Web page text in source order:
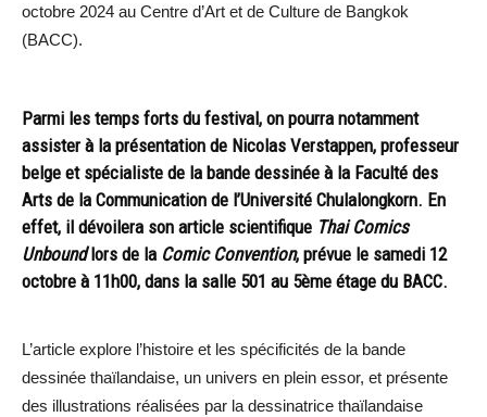
octobre 2024 au Centre d’Art et de Culture de Bangkok
(BACC).
Parmi les temps forts du festival, on pourra notamment
assister à la présentation de Nicolas Verstappen, professeur
belge et spécialiste de la bande dessinée à la Faculté des
Arts de la Communication de l’Université Chulalongkorn. En
effet, il dévoilera son article scientifique Thai Comics
Unboundlors de la Comic Convention, prévue le samedi 12
octobre à 11h00, dans la salle 501 au 5ème étage du BACC.
L’article explore l’histoire et les spécificités de la bande
dessinée thaïlandaise, un univers en plein essor, et présente
des illustrations réalisées par la dessinatrice thaïlandaise